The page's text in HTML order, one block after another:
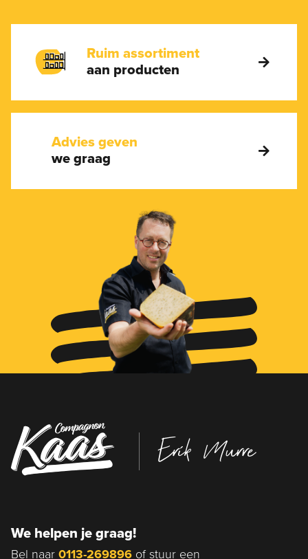
Ruim assortiment
aan producten
Advies geven
we graag
Erik Murre
We helpen je graag!
Bel naar 0113-269896 of stuur een